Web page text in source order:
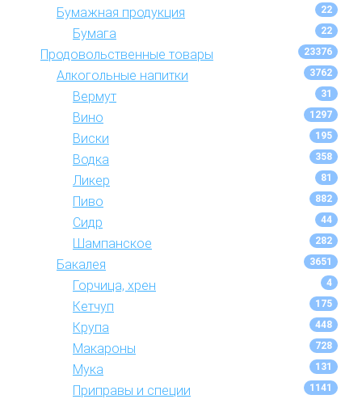
Бумажная продукция 22
Бумага 22
Продовольственные товары 23376
Алкогольные напитки 3762
Вермут 31
Вино 1297
Виски 195
Водка 358
Ликер 81
Пиво 882
Сидр 44
Шампанское 282
Бакалея 3651
Горчица, хрен 4
Кетчуп 175
Крупа 448
Макароны 728
Мука 131
Приправы и специи 1141